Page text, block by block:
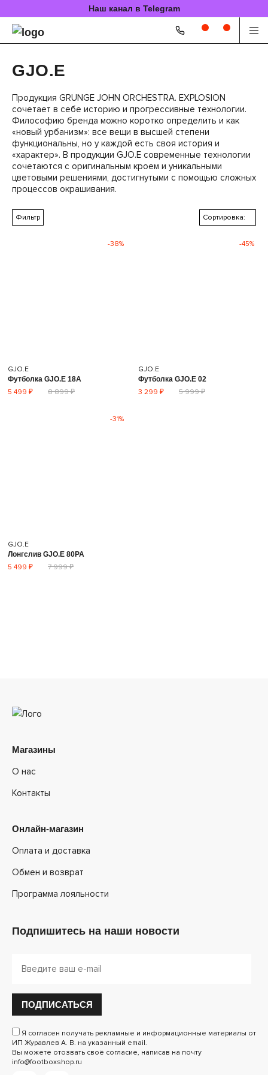
Наш канал в Telegram
GJO.E
Продукция GRUNGE JOHN ORCHESTRA. EXPLOSION
сочетает в себе историю и прогрессивные технологии.
Философию бренда можно коротко определить и как
«новый урбанизм»: все вещи в высшей степени
функциональны, но у каждой есть своя история и
«характер». В продукции GJO.E современные технологии
сочетаются с оригинальным кроем и уникальными
цветовыми решениями, достигнутыми с помощью сложных
процессов окрашивания.
Фильтр Сортировка:
-38%
GJO.E
Футболка GJO.E 18A
5 499 ₽ 8 899 ₽
-45%
GJO.E
Футболка GJO.E 02
3 299 ₽ 5 999 ₽
-31%
GJO.E
Лонгслив GJO.E 80PA
5 499 ₽ 7 999 ₽
Магазины
О нас
Контакты
Онлайн-магазин
Оплата и доставка
Обмен и возврат
Программа лояльности
Подпишитесь на наши новости
ПОДПИСАТЬСЯ
Я согласен получать рекламные и информационные материалы от
ИП Журавлев А. В. на указанный email.
Вы можете отозвать своё согласие, написав на почту
info@footboxshop.ru